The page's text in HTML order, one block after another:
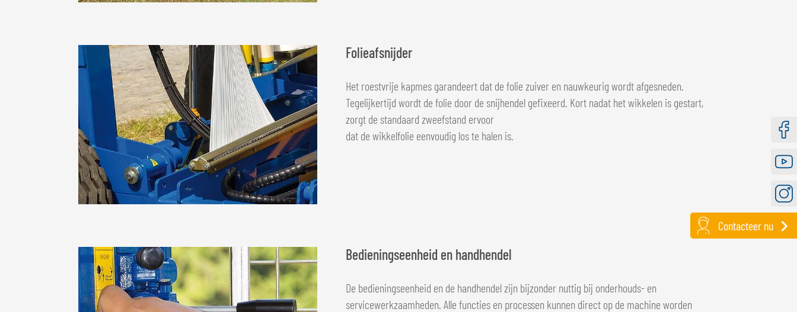
Folieafsnijder
Het roestvrije kapmes garandeert dat de folie zuiver en nauwkeurig wordt afgesneden.
Tegelijkertijd wordt de folie door de snijhendel gefixeerd. Kort nadat het wikkelen is gestart,
zorgt de standaard zweefstand ervoor
dat de wikkelfolie eenvoudig los te halen is.
Bedieningseenheid en handhendel
De bedieningseenheid en de handhendel zijn bijzonder nuttig bij onderhouds- en
servicewerkzaamheden. Alle functies en processen kunnen direct op de machine worden
Contacteer nu